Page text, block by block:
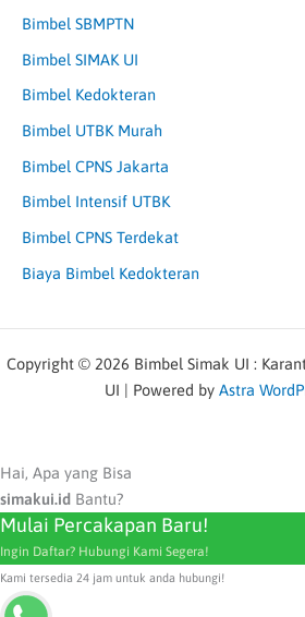
Bimbel SBMPTN
Bimbel SIMAK UI
Bimbel Kedokteran
Bimbel UTBK Murah
Bimbel CPNS Jakarta
Bimbel Intensif UTBK
Bimbel CPNS Terdekat
Biaya Bimbel Kedokteran
Copyright © 2026 Bimbel Simak UI :
UI | Powered by Astra
Hai, Apa yang Bisa
simakui.id Bantu?
Mulai Percakapan Baru!
Ingin Daftar? Hubungi Kami Segera!
Kami tersedia 24 jam untuk anda hubungi!